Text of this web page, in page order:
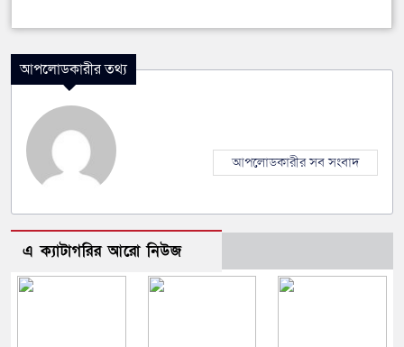
আপলোডকারীর তথ্য
আপলোডকারীর সব সংবাদ
এ ক্যাটাগরির আরো নিউজ